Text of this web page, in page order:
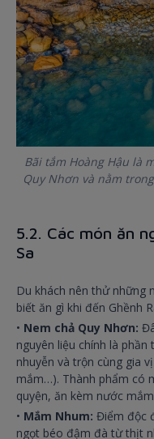
Bãi tắm Hoàng Hậu là
Quy Nhơn và nằm
5.2. Các món ăn
Sa
Du khách nên thử những
biết ăn gì khi đến Ghềnh
• Nem chả Quy Nhơn:
nguyên liệu chính là
nhuyễn và trộn cùng gia
mắm…). Thành phẩm có
quyện, ăn kèm nước
• Mắm Nhum: Điểm độc
ngọt béo đậm đà từ thịt